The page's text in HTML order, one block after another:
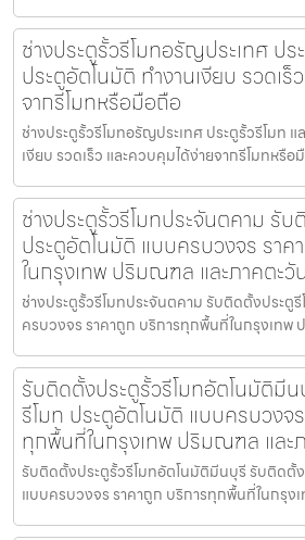
ช่างประตูรั้วรีโมทอรัญประเทศ ปร
ประตูอัตโนมัติ ทำงานเงียบ รวดเร็
จากรีโมทหรือมือถือ
ช่างประตูรั้วรีโมทอรัญประเทศ ประตูรั้วรีโมท แ
เงียบ รวดเร็ว และควบคุมได้ง่ายจากรีโมทหรื
ช่างประตูรั้วรีโมทประจันตคาม รั
ประตูอัตโนมัติ แบบครบวงจร รา
ในกรุงเทพ ปริมณฑล และภาคตะวั
ช่างประตูรั้วรีโมทประจันตคาม รับติดตั้งประตู
ครบวงจร ราคาถูก บริการทุกพื้นที่ในกรุงเทพ
รับติดตั้งประตูรั้วรีโมทอัตโนมัติมี
รีโมท ประตูอัตโนมัติ แบบครบวงจ
ทุกพื้นที่ในกรุงเทพ ปริมณฑล และ
รับติดตั้งประตูรั้วรีโมทอัตโนมัติมีนบุรี รับติดตั้
แบบครบวงจร ราคาถูก บริการทุกพื้นที่ในกรุงเ